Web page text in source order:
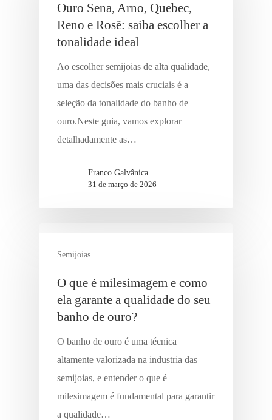
Ouro Sena, Arno, Quebec,
Reno e Rosê: saiba escolher a
tonalidade ideal
Ao escolher semijoias de alta qualidade,
uma das decisões mais cruciais é a
seleção da tonalidade do banho de
ouro.Neste guia, vamos explorar
detalhadamente as…
Franco Galvânica
31 de março de 2026
Semijoias
O que é milesimagem e como
ela garante a qualidade do seu
banho de ouro?
O banho de ouro é uma técnica
altamente valorizada na industria das
semijoias, e entender o que é
milesimagem é fundamental para garantir
a qualidade…